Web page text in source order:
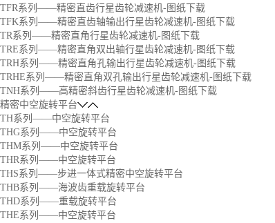
TFR系列——精密直齿行星齿轮减速机-图纸下载
TFK系列——精密直齿轴输出行星齿轮减速机-图纸下载
TR系列——精密直角行星齿轮减速机-图纸下载
TRE系列——精密直角双出轴行星齿轮减速机-图纸下载
TRH系列——精密直角孔输出行星齿轮减速机-图纸下载
TRHE系列——精密直角双孔输出行星齿轮减速机-图纸下载
TNH系列——高精密斜齿行星齿轮减速机-图纸下载
精密中空旋转平台
TH系列——中空旋转平台
THG系列——中空旋转平台
THM系列——中空旋转平台
THR系列——中空旋转平台
THS系列——步进一体式精密中空旋转平台
THB系列——海波齿重载旋转平台
THD系列——重载旋转平台
THE系列——中空旋转平台